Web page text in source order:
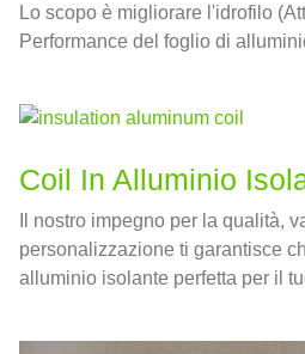
Lo scopo è migliorare l'idrofilo
Performance del foglio di
Coil In Alluminio
Il nostro impegno per la qualità,
personalizzazione ti garantisce
alluminio isolante perfetta per il